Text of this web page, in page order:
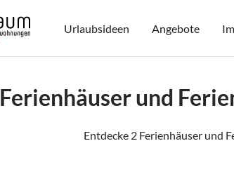
Urlaubsideen Angebote
Ferienhäuser und
Entdecke 2 Ferienhäuser und